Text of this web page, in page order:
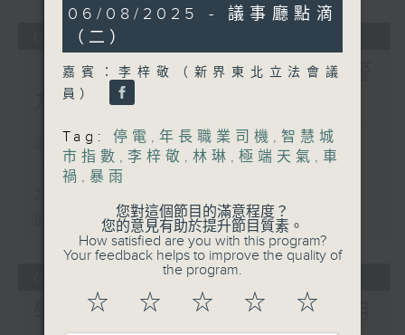
05/08/2026
「Fun Coffee」投資騙案 警
方接獲225宗報案
足本 Full (HKT 17:00 - 18:00)
「Fun Coffee」投資騙案 警方接獲
加強規管放債人首階段措施8月起生效
學界探討以聯校協作模式運用
11
minutes,
29
seconds
06/08/2025 - 議事廳點滴
（二）
嘉賓：李梓敬（新界東北立法會議
員）
Tag: 停電 , 年長職業司機 , 智慧城
市指數 , 李梓敬 , 林琳 , 極端天氣 , 車
禍 , 暴雨
您對這個節目的滿意程度？
您的意見有助於提升節目質素。
How satisfied are you with this program?
Your feedback helps to improve the quality of
the program.
☆ ☆ ☆ ☆ ☆